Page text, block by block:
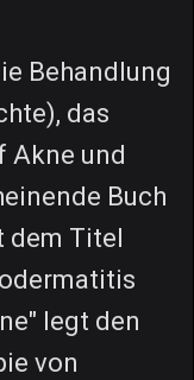
Behandlung
das
Akne und
Buch
dem Titel
legt den
von